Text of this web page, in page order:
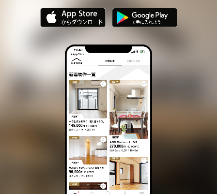
する場合は、当該第三者について厳正な調査を行い、 取り扱いを
委託された個人情報の安全管理が図られるよう当該第三者に対する
また、コンサルティング、プライバシーマーク申請、ISMS申請業務
におきまして第三者と共同して業務を遂行する場合に 個人情報の
取り扱いを委託する場合 があります。
個人情報の第三者提供について
本サイトは、個人情報保護法等の法令に定めのある場合を除き、
個人情報をあらかじめご本人の同意を得ることなく、第三者に提供
個人情報の開示・訂正等について
本サイトは、ご本人から自己の個人情報についての開示の請求があ
る場合、速やかに開示をいたします。
その際、ご本人であることが確認できない場合 には、開示に応じ
個人情報の内容に誤りがあり、ご本人から訂正・追加・削除の請求
がある場合、調査の上、速やかにこれらの請求に対応いたします。